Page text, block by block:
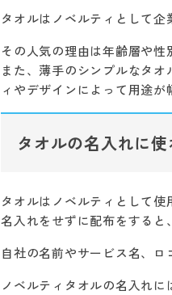
タオルはノベルティとして企
その人気の理由は年齢層や性
また、薄手のシンプルなタ
ィやデザインによって用途が
タオルの名入れに
タオルはノベルティとして使
名入れをせずに配布をすると
自社の名前やサービス名、
ノベルティタオルの名入れに